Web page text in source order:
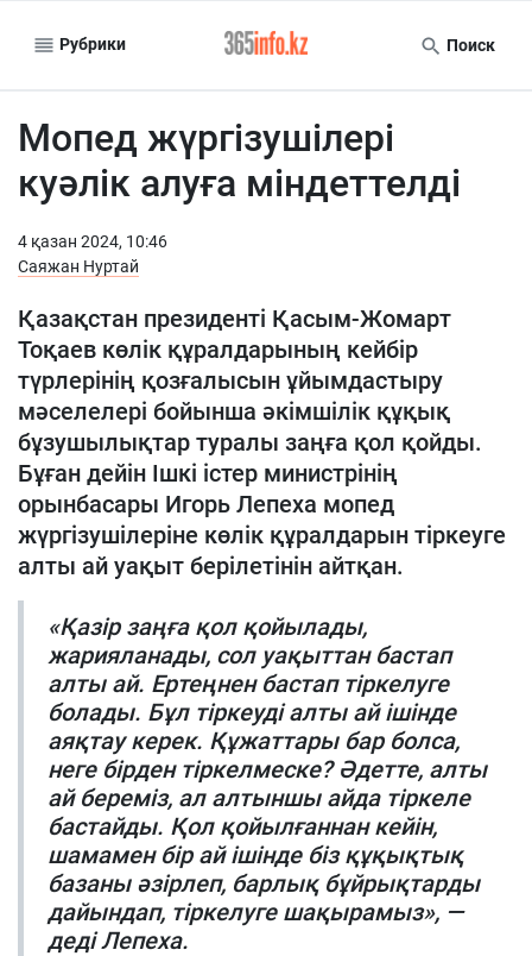
Рубрики Поиск
Мопед жүргізушілері
куәлік алуға міндеттелді
4 қазан 2024, 10:46
Саяжан Нуртай
Қазақстан президенті Қасым-Жомарт
Тоқаев көлік құралдарының кейбір
түрлерінің қозғалысын ұйымдастыру
мәселелері бойынша әкімшілік құқық
бұзушылықтар туралы заңға қол қойды.
Бұған дейін Ішкі істер министрінің
орынбасары Игорь Лепеха мопед
жүргізушілеріне көлік құралдарын тіркеуге
алты ай уақыт берілетінін айтқан.
«Қазір заңға қол қойылады,
жарияланады, сол уақыттан бастап
алты ай. Ертеңнен бастап тіркелуге
болады. Бұл тіркеуді алты ай ішінде
аяқтау керек. Құжаттары бар болса,
неге бірден тіркелмеске? Әдетте, алты
ай береміз, ал алтыншы айда тіркеле
бастайды. Қол қойылғаннан кейін,
шамамен бір ай ішінде біз құқықтық
базаны әзірлеп, барлық бұйрықтарды
дайындап, тіркелуге шақырамыз», —
деді Лепеха.